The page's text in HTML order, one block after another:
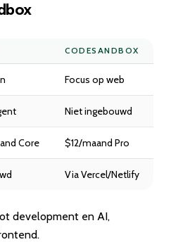
CODESANDBOX
Focus op web
Niet ingebouwd
Core $12/maand Pro
Via Vercel/Netlify
development en AI,